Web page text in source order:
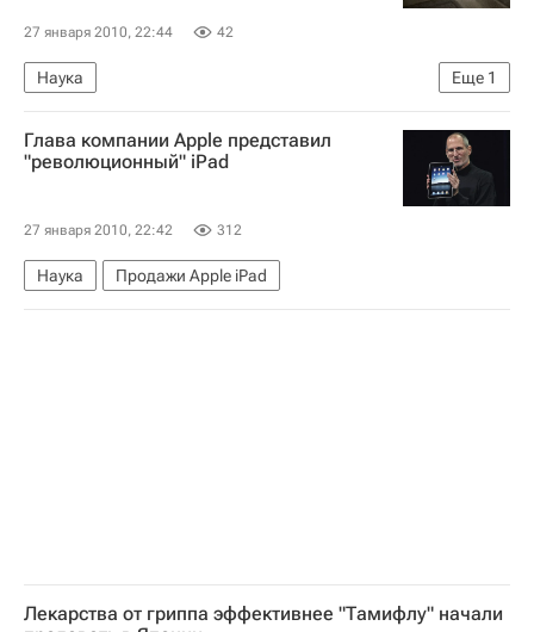
27 января 2010, 22:44 42
Еще 1
Наука
Массовый отзыв автомобилей Toyota из-за дефекта педали газа
Глава компании Apple представил
"революционный" iPad
27 января 2010, 22:42 312
Наука Продажи Apple iPad
Лекарства от гриппа эффективнее "Тамифлу" начали